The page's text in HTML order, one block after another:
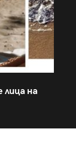
лица на